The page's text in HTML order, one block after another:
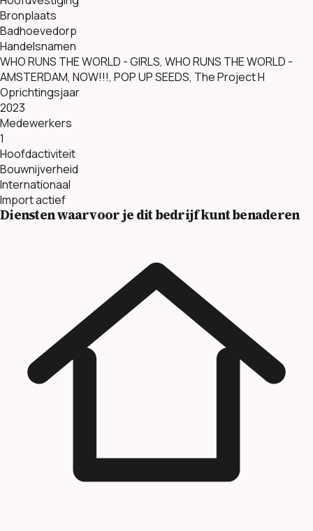
Bronplaats
Badhoevedorp
Handelsnamen
WHO RUNS THE WORLD - GIRLS, WHO RUNS THE WORLD -
AMSTERDAM, NOW!!!, POP UP SEEDS, The Project H
Oprichtingsjaar
2023
Medewerkers
1
Hoofdactiviteit
Bouwnijverheid
Internationaal
Import actief
Diensten waarvoor je dit bedrijf kunt benaderen